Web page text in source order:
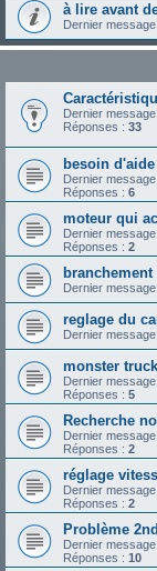
à lire avant
Dernier
Dernier
Réponses : 33
besoin d'aide
Dernier
Réponses : 6
moteur qui
Dernier
Réponses : 2
Dernier
reglage du
Dernier
monster
Dernier
Réponses : 5
Recherche
Dernier
Réponses : 2
réglage
Dernier
Réponses : 2
Problème
Dernier
Réponses : 10